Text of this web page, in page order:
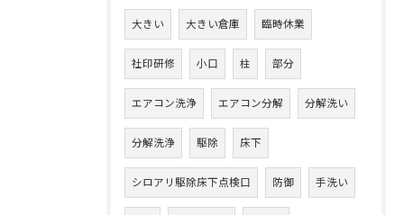
大きい 大きい倉庫 臨時休業
社印研修 小口 柱 部分
エアコン洗浄 エアコン分解 分解洗い
分解洗浄 駆除 床下
シロアリ駆除床下点検口 防御 手洗い